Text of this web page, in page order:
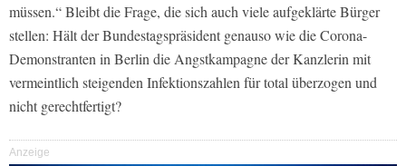
müssen.“ Bleibt die Frage, die sich auch viele aufgeklärte Bürger
stellen: Hält der Bundestagspräsident genauso wie die Corona-
Demonstranten in Berlin die Angstkampagne der Kanzlerin mit
vermeintlich steigenden Infektionszahlen für total überzogen und
nicht gerechtfertigt?
Anzeige